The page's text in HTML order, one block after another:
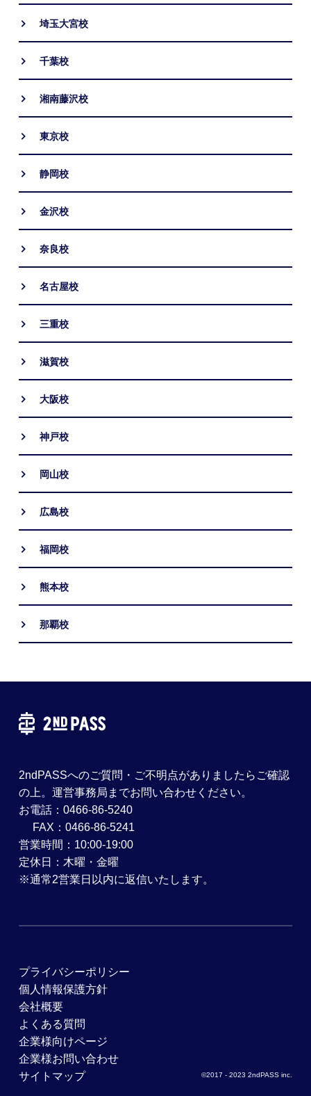
埼玉大宮校
千葉校
湘南藤沢校
東京校
静岡校
金沢校
奈良校
名古屋校
三重校
滋賀校
大阪校
神戸校
岡山校
広島校
福岡校
熊本校
那覇校
2ndPASSへのご質問・ご不明点がありましたらご確認
の上。運営事務局までお問い合わせください。
お電話：0466-86-5240
FAX：0466-86-5241
営業時間：10:00-19:00
定休日：木曜・金曜
※通常2営業日以内に返信いたします。
プライバシーポリシー
個人情報保護方針
会社概要
よくある質問
企業様向けページ
企業様お問い合わせ
サイトマップ
©2017 - 2023 2ndPASS inc.